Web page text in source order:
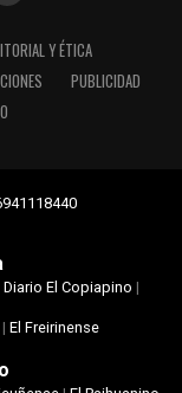
Y ÉTICA
PUBLICIDAD
Diario El Copiapino |
| El Freirinense